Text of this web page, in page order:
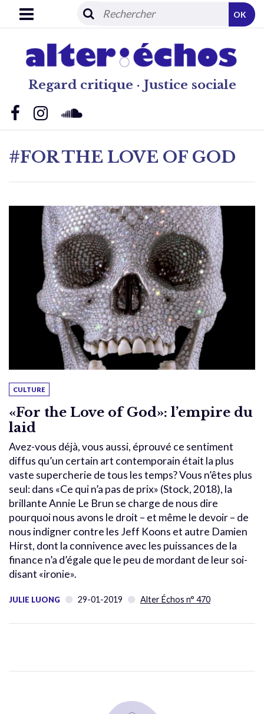
Regard critique · Justice sociale
OK
#FOR THE LOVE OF GOD
CULTURE
«For the Love of God»: l’empire du
laid
Avez-vous déjà, vous aussi, éprouvé ce sentiment
diffus qu’un certain art contemporain était la plus
vaste supercherie de tous les temps? Vous n’êtes plus
seul: dans «Ce qui n’a pas de prix» (Stock, 2018), la
brillante Annie Le Brun se charge de nous dire
pourquoi nous avons le droit – et même le devoir – de
nous indigner contre les Jeff Koons et autre Damien
Hirst, dont la connivence avec les puissances de la
finance n’a d’égale que le peu de mordant de leur soi-
disant «ironie».
JULIE LUONG 29-01-2019 Alter Échos n° 470